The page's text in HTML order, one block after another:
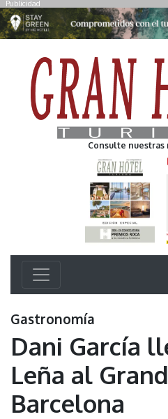
Publicidad
Consulte nuestras
Gastronomía
Dani García
Leña al
Barcelona